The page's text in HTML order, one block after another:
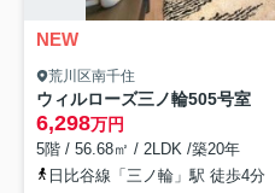
NEW
荒川区南千住
ウィルローズ三ノ輪505号室
6,298万円
5階 / 56.68㎡ / 2LDK /築20年
日比谷線「三ノ輪」駅 徒歩4分